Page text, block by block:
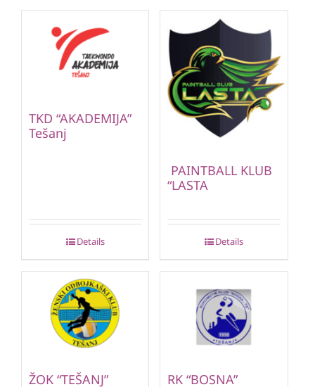
TKD “AKADEMIJA”
Tešanj
Details
PAINTBALL KLUB
“LASTA
Details
ŽOK “TEŠANJ” RK “BOSNA”